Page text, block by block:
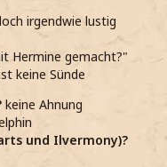
irgendwie lustig
Hermine gemacht?"
keine Sünde
keine Ahnung
und Ilvermony)?